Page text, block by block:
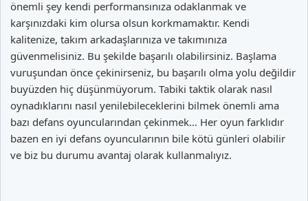
önemli şey kendi performansınıza odaklanmak ve
karşınızdaki kim olursa olsun korkmamaktır. Kendi
kalitenize, takım arkadaşlarınıza ve takımınıza
güvenmelisiniz. Bu şekilde başarılı olabilirsiniz. Başlama
vuruşundan önce çekinirseniz, bu başarılı olma yolu değildir
buyüzden hiç düşünmüyorum. Tabiki taktik olarak nasıl
oynadıklarını nasıl yenilebileceklerini bilmek önemli ama
bazı defans oyuncularından çekinmek... Her oyun farklıdır
bazen en iyi defans oyuncularının bile kötü günleri olabilir
ve biz bu durumu avantaj olarak kullanmalıyız.